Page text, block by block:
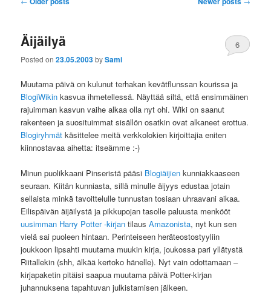
Äijäilyä
Posted on23.05.2003bySami
6
Muutama päivä on kulunut terhakan kevätflunssan kourissa ja
BlogiWikin kasvua ihmetellessä. Näyttää siltä, että ensimmäinen
rajuimman kasvun vaihe alkaa olla nyt ohi. Wiki on saanut
rakenteen ja suosituimmat sisällön osatkin ovat alkaneet erottua.
Blogiryhmät käsittelee meitä verkkolokien kirjoittajia eniten
kiinnostavaa aihetta: itseämme :-)
Minun puolikkaani Pinseristä pääsi Blogiäijien kunniakkaaseen
seuraan. Kiitän kunniasta, sillä minulle äijyys edustaa jotain
sellaista minkä tavoittelulle tunnustan tosiaan uhraavani aikaa.
Eilispäivän äijäilystä ja pikkupojan tasolle paluusta menkööt
uusimman Harry Potter -kirjan tilausAmazonista, nyt kun sen
vielä sai puoleen hintaan. Perinteiseen heräteostostyyliin
joukkoon lipsahti muutama muukin kirja, joukossa pari yllätystä
Riitallekin (shh, älkää kertoko hänelle). Nyt vain odottamaan –
kirjapaketin pitäisi saapua muutama päivä Potter-kirjan
juhannuksena tapahtuvan julkistamisen jälkeen.